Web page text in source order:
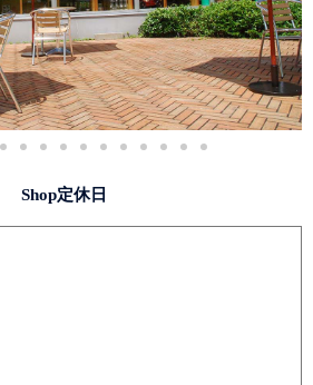
Shop定休日